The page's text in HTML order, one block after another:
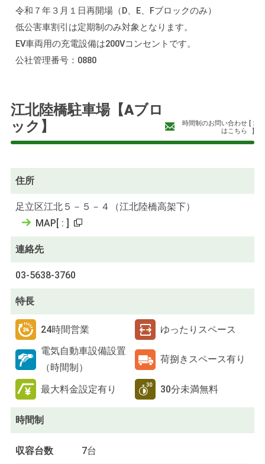
令和７年３月１日再開場（D、E、Fブロックのみ）
低公害車割引は定期制のみ対象となります。
EV車両用の充電設備は200Vコンセントです。
公社管理番号：0880
江北陸橋駐車場【Aブロ
ック】
時間制のお問い合わせ
はこちら
[ :
]
住所
足立区江北５－５－４（江北陸橋高架下）
MAP :
連絡先
03-5638-3760
特長
24時間営業
ゆったりスペース
電気自動車設備設置
（時間制）
荷捌きスペース有り
最大料金設定有り 30分未満無料
時間制
収容台数 7台